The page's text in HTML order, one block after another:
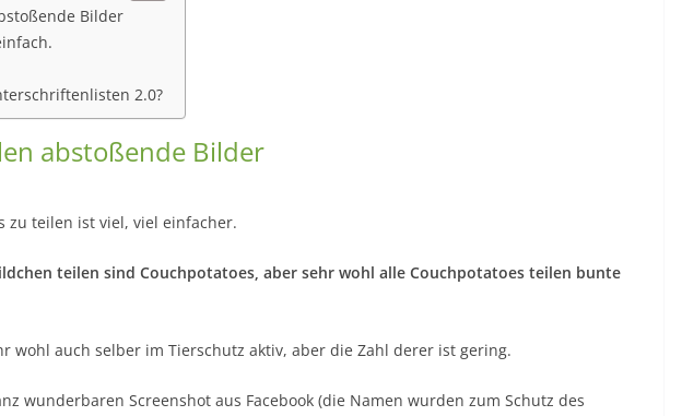
Bilder
2.0?
abstoßende Bilder
zu teilen ist viel, viel einfacher.
teilen sind Couchpotatoes, aber sehr wohl alle Couchpotatoes teilen bunte
wohl auch selber im Tierschutz aktiv, aber die Zahl derer ist gering.
wunderbaren Screenshot aus Facebook (die Namen wurden zum Schutz des